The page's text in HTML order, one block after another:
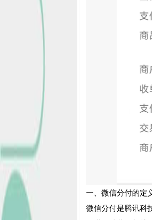
一、微信分付的定
微信分付是腾讯科